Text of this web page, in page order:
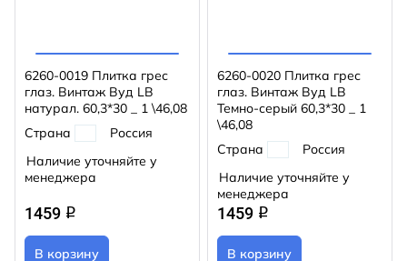
6260-0019 Плитка грес
глаз. Винтаж Вуд LB
натурал. 60,3*30 _ 1 \46,08
Страна
Россия
Наличие уточняйте у
менеджера
1459 q
В корзину
6260-0020 Плитка грес
глаз. Винтаж Вуд LB
Темно-серый 60,3*30 _ 1
\46,08
Страна
Россия
Наличие уточняйте у
менеджера
1459 q
В корзину